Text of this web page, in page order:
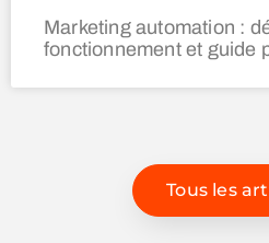
Marketing automation :
fonctionnement et guide
Tous les